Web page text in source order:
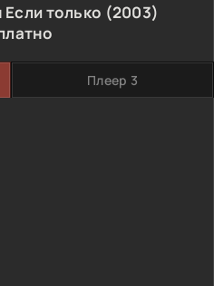
только (2003)
Плеер 3